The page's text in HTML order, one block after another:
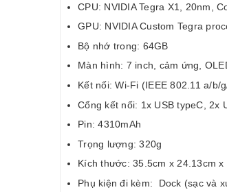
CPU: NVIDIA Tegra X1, 20nm,
GPU: NVIDIA Custom Tegra
Bộ nhớ trong: 64GB
Màn hình: 7 inch, cảm ứng,
Kết nối: Wi-Fi (IEEE 802.11 a/b/
Cổng kết nối: 1x USB typeC, 2x
Pin: 4310mAh
Trọng lượng: 320g
Kích thước: 35.5cm x 24.13cm x
Phụ kiện đi kèm: Dock (sạc và